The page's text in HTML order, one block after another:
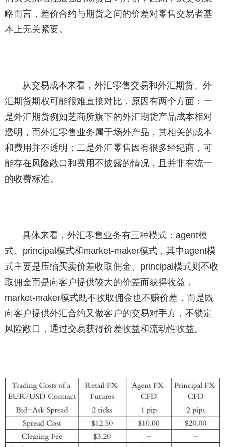
略而言，差价合约与期货之间的价差对零售交易者基
本上无关紧要。
从交易成本来看，外汇零售交易和外汇期货、外
汇期货期权可能很难直接对比，原因有两个方面：一
是外汇期货例如芝商所旗下的外汇期货产品成本相对
透明，而外汇零售业务属于场外产品，其相关的成本
和费用并不透明；二是外汇零售因有很多经纪商，可
能存在风险敞口和费用不披露的情况，且并非有统一
的收费标准。
具体来看，外汇零售业务有三种模式：agent模
式、principal模式和market-maker模式，其中agent模
式主要是压缩买卖价差收取佣金、principal模式则不收
取佣金而是向客户提供较大的价差而获得收益，
market-maker模式既不收取佣金也不赚价差，而是既
向客户提供外汇合约又做客户的交易对手方，不锁定
风险敞口，通过交易获得价差收益和流动性收益。